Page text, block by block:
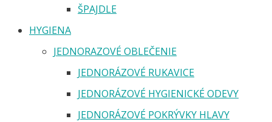
ŠPAJDLE
HYGIENA
JEDNORAZOVÉ OBLEČENIE
JEDNORÁZOVÉ RUKAVICE
JEDNORÁZOVÉ HYGIENICKÉ ODEVY
JEDNORÁZOVÉ POKRÝVKY HLAVY